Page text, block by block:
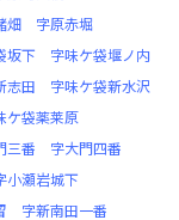
畑
字原赤堀
坂下
字味ケ袋堰ノ内
志田
字味ケ袋新水沢
ケ袋薬莱原
三番
字大門四番
小瀬岩城下
字新南田一番